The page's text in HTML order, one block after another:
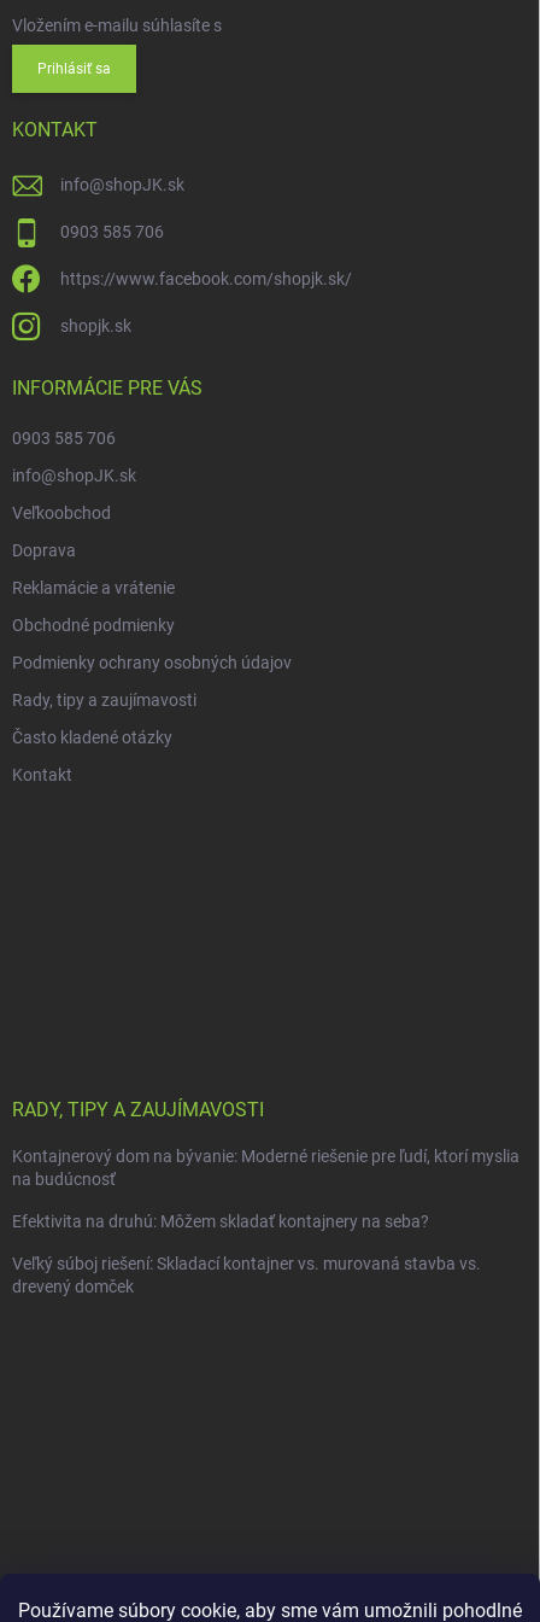
Používame súbory cookie, aby sme vám umožnili pohodlné
Vložením e-mailu súhlasíte s
Prihlásiť sa
KONTAKT
info@shopJK.sk
0903 585 706
https://www.facebook.com/shopjk.sk/
shopjk.sk
INFORMÁCIE PRE VÁS
0903 585 706
info@shopJK.sk
Veľkoobchod
Doprava
Reklamácie a vrátenie
Obchodné podmienky
Podmienky ochrany osobných údajov
Rady, tipy a zaujímavosti
Často kladené otázky
Kontakt
RADY, TIPY A ZAUJÍMAVOSTI
Kontajnerový dom na bývanie: Moderné riešenie pre ľudí, ktorí myslia
na budúcnosť
Efektivita na druhú: Môžem skladať kontajnery na seba?
Veľký súboj riešení: Skladací kontajner vs. murovaná stavba vs.
drevený domček